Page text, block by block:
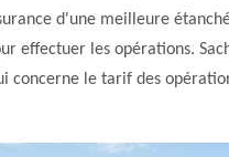
d'une meilleure
effectuer les opérations.
concerne le tarif des